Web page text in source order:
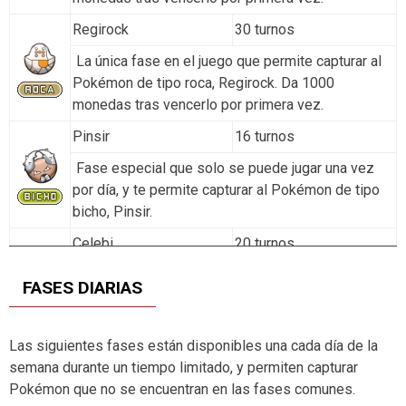
Regirock
30 turnos
La única fase en el juego que permite capturar al
Pokémon de tipo roca, Regirock. Da 1000
monedas tras vencerlo por primera vez.
Pinsir
16 turnos
Fase especial que solo se puede jugar una vez
por día, y te permite capturar al Pokémon de tipo
bicho, Pinsir.
Celebi
20 turnos
de descargas de Pokémon Shuffle . Da 1000
Groudon
20 turnos
La única fase en el juego que permite capturar al
FASES DIARIAS
Las siguientes fases están disponibles una cada día de la
semana durante un tiempo limitado, y permiten capturar
Pokémon que no se encuentran en las fases comunes.